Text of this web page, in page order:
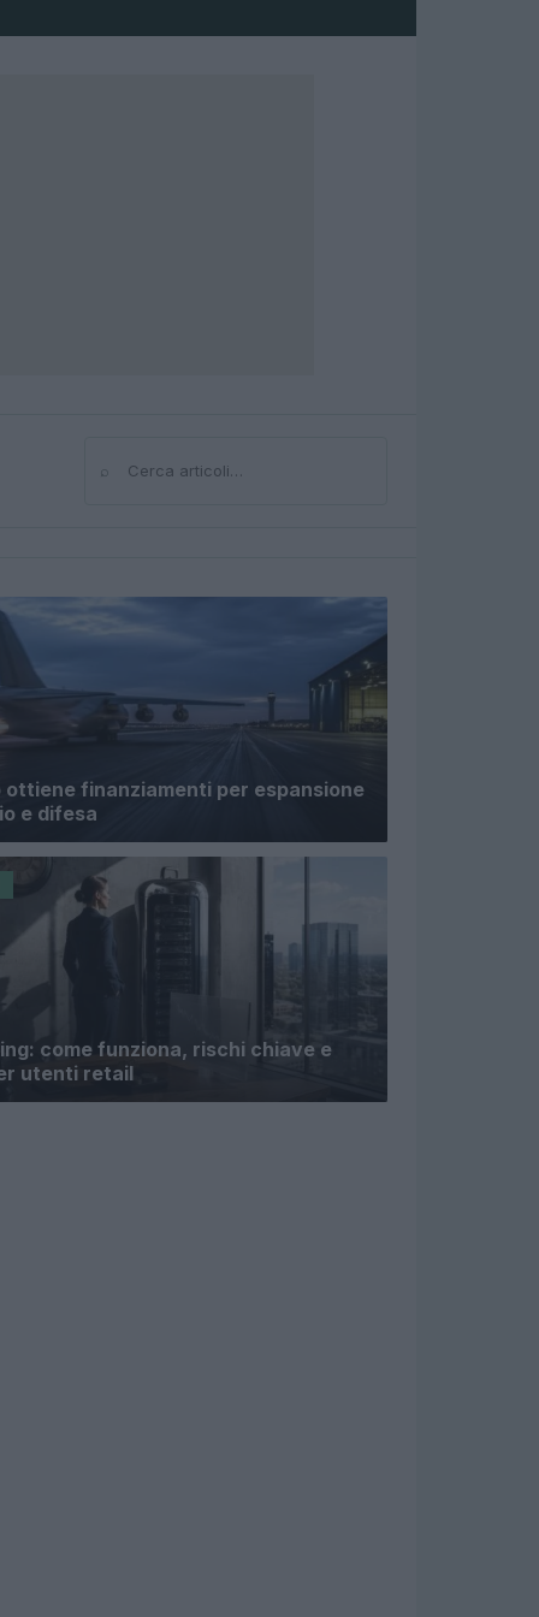
⌕Cerca
ottiene finanziamenti per espansione
e difesa
come funziona, rischi chiave e
utenti retail